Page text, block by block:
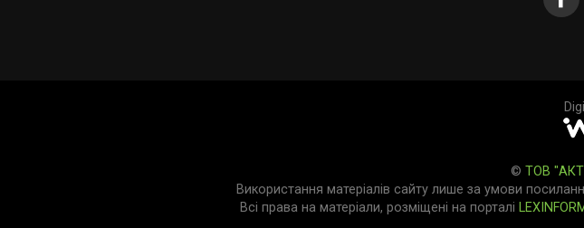
© ТОВ
Використання матеріалів сайту лише за умови
Всі права на матеріали, розміщені на порталі